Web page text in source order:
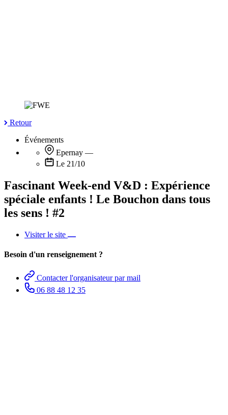
Retour
Événements
Epernay —
Le 21/10
Fascinant Week-end V&D : Expérience
spéciale enfants ! Le Bouchon dans tous
les sens ! #2
Visiter le site
Besoin d'un renseignement ?
Contacter l'organisateur par mail
06 88 48 12 35